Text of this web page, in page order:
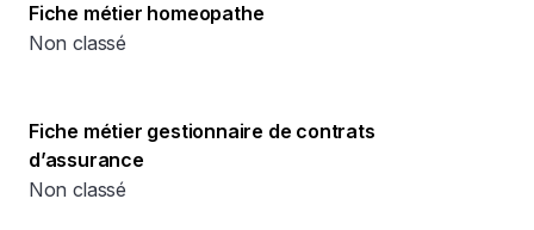
Fiche métier homeopathe
Non classé
Fiche métier gestionnaire de contrats
d’assurance
Non classé